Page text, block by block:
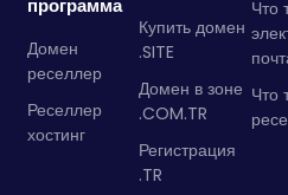
программа
Домен
реселлер
Реселлер
хостинг
Купить домен
.SITE
Домен в зоне
.COM.TR
Регистрация
.TR
Что
Что